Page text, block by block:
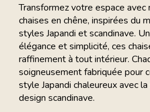
Transformez votre espace avec
chaises en chêne, inspirées du
styles Japandi et scandinave.
élégance et simplicité, ces
raffinement à tout intérieur.
soigneusement fabriquée pour
style Japandi chaleureux avec
design scandinave.